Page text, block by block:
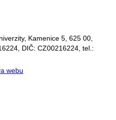
Kamenice 5, 625 00,
, DIČ: CZ00216224 , tel.:
webu